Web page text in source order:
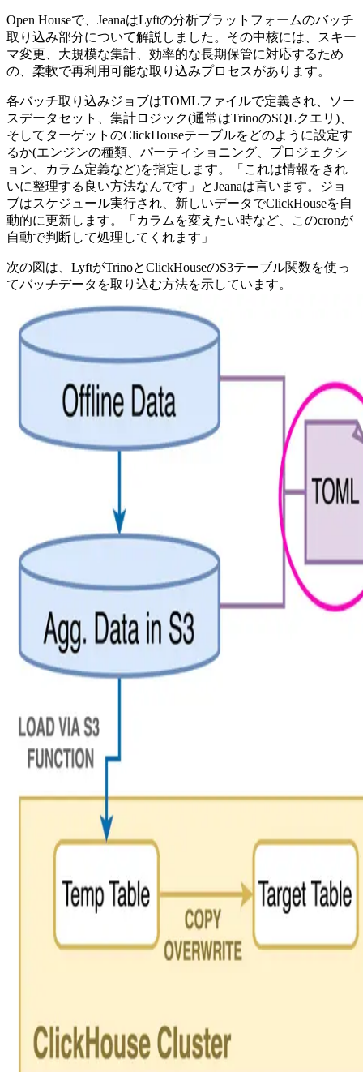
Open Houseで、JeanaはLyftの分析プラットフォームのバッチ
取り込み部分について解説しました。その中核には、スキー
マ変更、大規模な集計、効率的な長期保管に対応するため
の、柔軟で再利用可能な取り込みプロセスがあります。
各バッチ取り込みジョブはTOMLファイルで定義され、ソー
スデータセット、集計ロジック(通常はTrinoのSQLクエリ)、
そしてターゲットのClickHouseテーブルをどのように設定す
るか(エンジンの種類、パーティショニング、プロジェクシ
ョン、カラム定義など)を指定します。「これは情報をきれ
いに整理する良い方法なんです」とJeanaは言います。ジョ
ブはスケジュール実行され、新しいデータでClickHouseを自
動的に更新します。「カラムを変えたい時など、このcronが
自動で判断して処理してくれます」
次の図は、LyftがTrinoとClickHouseのS3テーブル関数を使っ
てバッチデータを取り込む方法を示しています。